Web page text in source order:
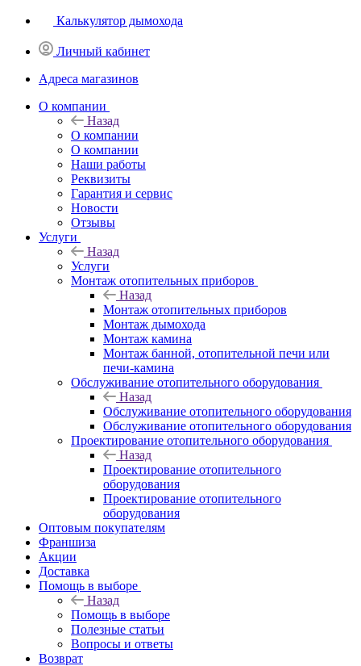
Калькулятор дымохода
Личный кабинет
Адреса магазинов
O компании
Назад
O компании
О компании
Наши работы
Реквизиты
Гарантия и сервис
Новости
Отзывы
Услуги
Назад
Услуги
Монтаж отопительных приборов
Назад
Монтаж отопительных приборов
Монтаж дымохода
Монтаж камина
Монтаж банной, отопительной печи или
печи-камина
Обслуживание отопительного оборудования
Назад
Обслуживание отопительного оборудования
Обслуживание отопительного оборудования
Проектирование отопительного оборудования
Назад
Проектирование отопительного
оборудования
Проектирование отопительного
оборудования
Оптовым покупателям
Франшиза
Акции
Доставка
Помощь в выборе
Назад
Помощь в выборе
Полезные статьи
Вопросы и ответы
Возврат